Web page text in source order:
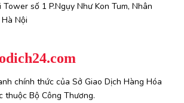
số 1 P.Ngụy Như Kon Tum, Nhân
Nội
chính thức của Sở Giao Dịch Hàng Hóa
thuộc Bộ Công Thương.